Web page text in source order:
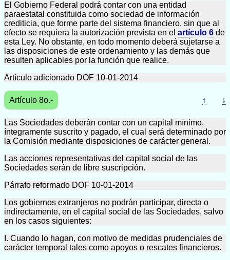
El Gobierno Federal podrá contar con una entidad
paraestatal constituida como sociedad de información
crediticia, que forme parte del sistema financiero, sin que al
efecto se requiera la autorización prevista en el artículo 6 de
esta Ley. No obstante, en todo momento deberá sujetarse a
las disposiciones de este ordenamiento y las demás que
resulten aplicables por la función que realice.
Artículo adicionado DOF 10-01-2014
Artículo 8o.- ↑ ↓
Las Sociedades deberán contar con un capital mínimo,
íntegramente suscrito y pagado, el cual será determinado por
la Comisión mediante disposiciones de carácter general.
Las acciones representativas del capital social de las
Sociedades serán de libre suscripción.
Párrafo reformado DOF 10-01-2014
Los gobiernos extranjeros no podrán participar, directa o
indirectamente, en el capital social de las Sociedades, salvo
en los casos siguientes:
I. Cuando lo hagan, con motivo de medidas prudenciales de
carácter temporal tales como apoyos o rescates financieros.